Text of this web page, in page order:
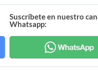
Suscríbete en nuestro
Whatsapp: